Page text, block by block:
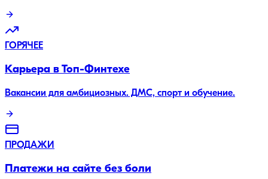
ГОРЯЧЕЕ
Карьера в Топ-Финтехе
Вакансии для амбициозных. ДМС, спорт и обучение.
ПРОДАЖИ
Платежи на сайте без боли